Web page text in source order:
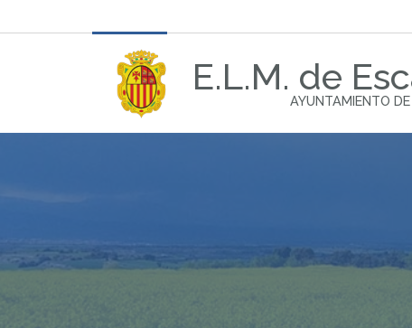
E.L.M. de
AYUNTAMIENTO DE